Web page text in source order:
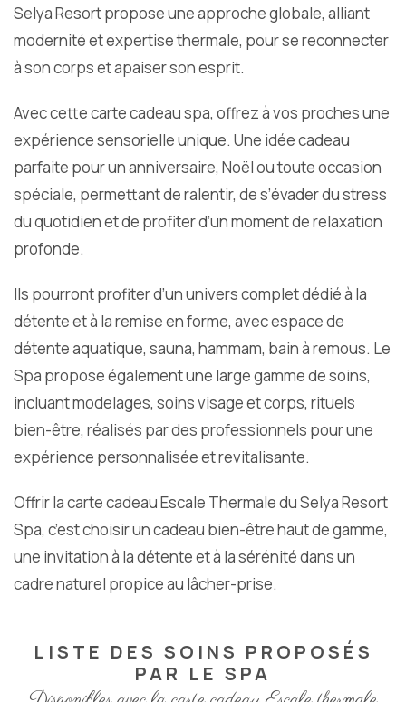
Selya Resort propose une approche globale, alliant
modernité et expertise thermale, pour se reconnecter
à son corps et apaiser son esprit.
Avec cette carte cadeau spa, offrez à vos proches une
expérience sensorielle unique. Une idée cadeau
parfaite pour un anniversaire, Noël ou toute occasion
spéciale, permettant de ralentir, de s’évader du stress
du quotidien et de profiter d’un moment de relaxation
profonde.
Ils pourront profiter d’un univers complet dédié à la
détente et à la remise en forme, avec espace de
détente aquatique, sauna, hammam, bain à remous. Le
Spa propose également une large gamme de soins,
incluant modelages, soins visage et corps, rituels
bien-être, réalisés par des professionnels pour une
expérience personnalisée et revitalisante.
Offrir la carte cadeau Escale Thermale du Selya Resort
Spa, c’est choisir un cadeau bien-être haut de gamme,
une invitation à la détente et à la sérénité dans un
cadre naturel propice au lâcher-prise.
LISTE DES SOINS PROPOSÉS
PAR LE SPA